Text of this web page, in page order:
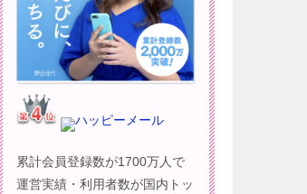
ハッピーメール
累計会員登録数が1700万人で
運営実績・利用者数が国内トッ